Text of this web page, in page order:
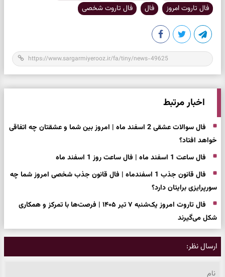
فال تاروت امروز
فال فال تاروت شخصی
اخبار مرتبط
فال سوالات عشقی 2 اسفند ماه | امروز بین شما و عشقتان چه اتفاقی
خواهد افتاد؟
فال ساعت 1 اسفند ماه | فال ساعت روز 1 اسفند ماه
فال قانون جذب 1 اسفندماه | فال قانون جذب شخصی امروز شما چه
سورپرایزی برایتان دارد؟
فال تاروت امروز یک‌شنبه ۷ تیر ۱۴۰۵ | فرصت‌ها با تمرکز و همکاری
شکل می‌گیرند
ارسال نظر: